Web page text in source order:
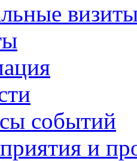
событий
и